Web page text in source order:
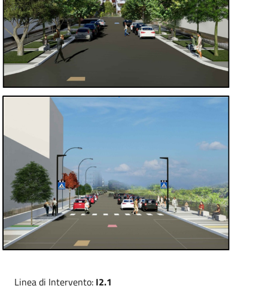
Linea di Intervento: I2.1